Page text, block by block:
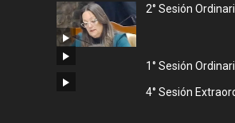
2° Sesión
1° Sesión
4° Sesión